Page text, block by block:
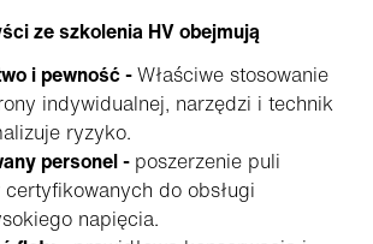
ze szkolenia HV obejmują
i pewność -Właściwe stosowanie
indywidualnej, narzędzi i technik
ryzyko.
personel - poszerzenie puli
do obsługi
napięcia.